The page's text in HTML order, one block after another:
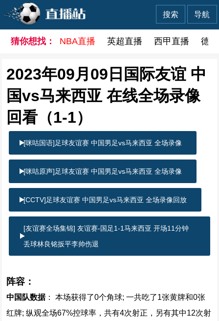
导航
搜索
猜你想找： NBA直播 英超直播 西甲直播 德
2023年09月09日国际友谊 中
国vs马来西亚 在线全场录像
回看（1-1）
[咪咕国语]足球友谊赛 中国男足vs马来西亚 全场录像
[咪咕原声]足球友谊赛 中国男足vs马来西亚 全场录像
[CCTV]足球友谊赛 中国男足vs马来西亚 全场录像回放
[友谊赛全场集锦] 友谊赛-国足1-1马来西亚 开场11分钟
丢球林良铭扳平李帅伤退
阵容：
中国 队数据： 本场获得了0个角球; 一共吃了1张黄牌和0张
红牌; 纵观全场67%控球率，共有4次射正，另有其中12次射